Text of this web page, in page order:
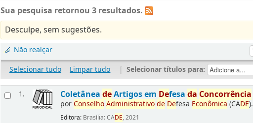
Sua pesquisa retornou 3 resultados.
Desculpe, sem sugestões.
Não realçar
Selecionar tudo
Limpar tudo | Selecionar títulos para:
1. ColetâneadeArtigos em Defesada Concorrência
porConselhoAdministrativode Defesa Econômica (CADE).
Editora: Brasília: CADE, 2021